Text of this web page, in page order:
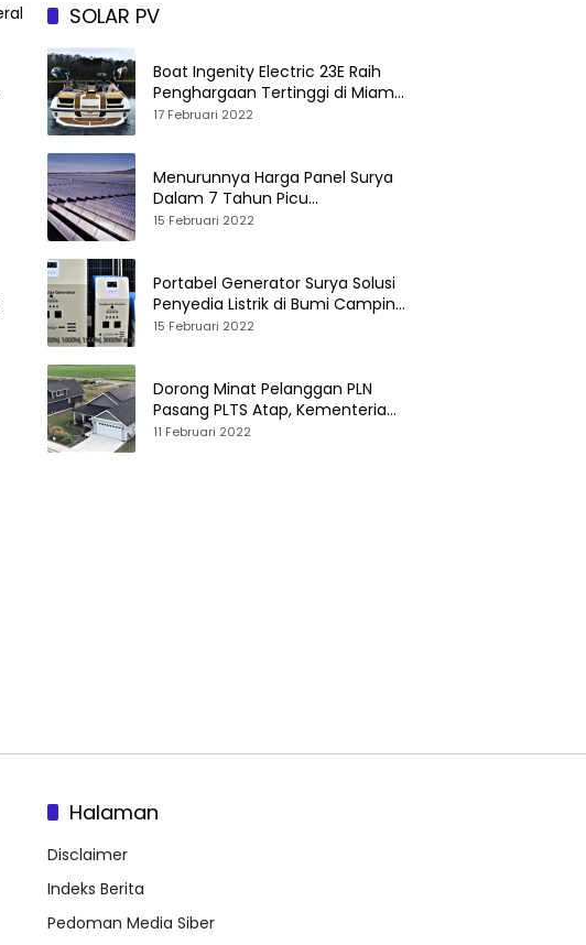
SOLAR PV
Boat Ingenity Electric 23E Raih
Penghargaan Tertinggi di Miami
International Boat Show
17 Februari 2022
Menurunnya Harga Panel Surya
Dalam 7 Tahun Picu
Tumbuhnya PLTS Global
15 Februari 2022
Portabel Generator Surya Solusi
Penyedia Listrik di Bumi Camping
dan Perkemahan
15 Februari 2022
Dorong Minat Pelanggan PLN
Pasang PLTS Atap, Kementerian
ESDM Luncurkan Paket Hibah SEF
11 Februari 2022
Halaman
Disclaimer
Indeks Berita
Pedoman Media Siber